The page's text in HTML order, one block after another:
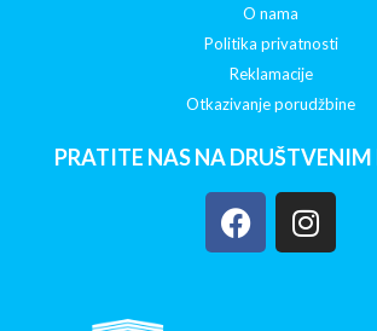
O nama
Politika privatnosti
Reklamacije
Otkazivanje porudžbine
PRATITE NAS NA